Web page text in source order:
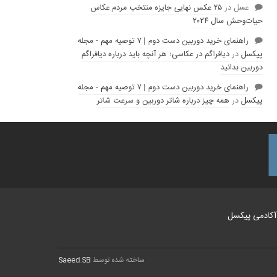
عسل در
۲۵ عکس نهایی جایزه منتخب مردم عکاس
حیات‌وحش سال ۲۰۲۴
راهنمای خرید دوربین دست دوم | ۷ توصیه مهم - مجله
پیکسلدردیافراگم در عکاسی؛ هر آنچه باید درباره دیافراگم
دوربین بدانید
راهنمای خرید دوربین دست دوم | ۷ توصیه مهم - مجله
پیکسلدر همه چیز درباره شاتر دوربین و سرعت شاتر
آکادمی پیکسل
ساخته شده توسط Saeed.SB